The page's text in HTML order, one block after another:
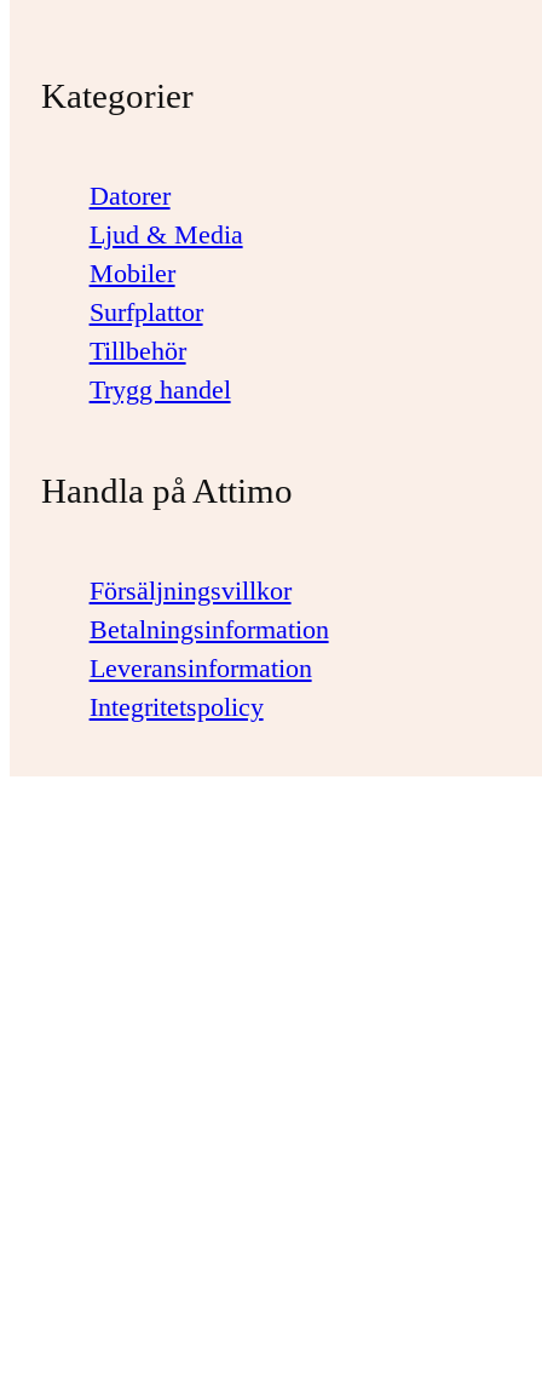
Kategorier
Datorer
Ljud & Media
Mobiler
Surfplattor
Tillbehör
Trygg handel
Handla på Attimo
Försäljningsvillkor
Betalningsinformation
Leveransinformation
Integritetspolicy